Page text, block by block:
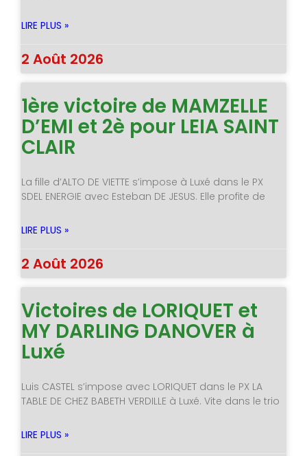
LIRE PLUS »
2 Août 2026
1ère victoire de MAMZELLE
D’EMI et 2è pour LEIA SAINT
CLAIR
La fille d’ALTO DE VIETTE s’impose à Luxé dans le PX
SDEL ENERGIE avec Esteban DE JESUS. Elle profite de
LIRE PLUS »
2 Août 2026
Victoires de LORIQUET et
MY DARLING DANOVER à
Luxé
Luis CASTEL s’impose avec LORIQUET dans le PX LA
TABLE DE CHEZ BABETH VERDILLE à Luxé. Vite dans le trio
LIRE PLUS »